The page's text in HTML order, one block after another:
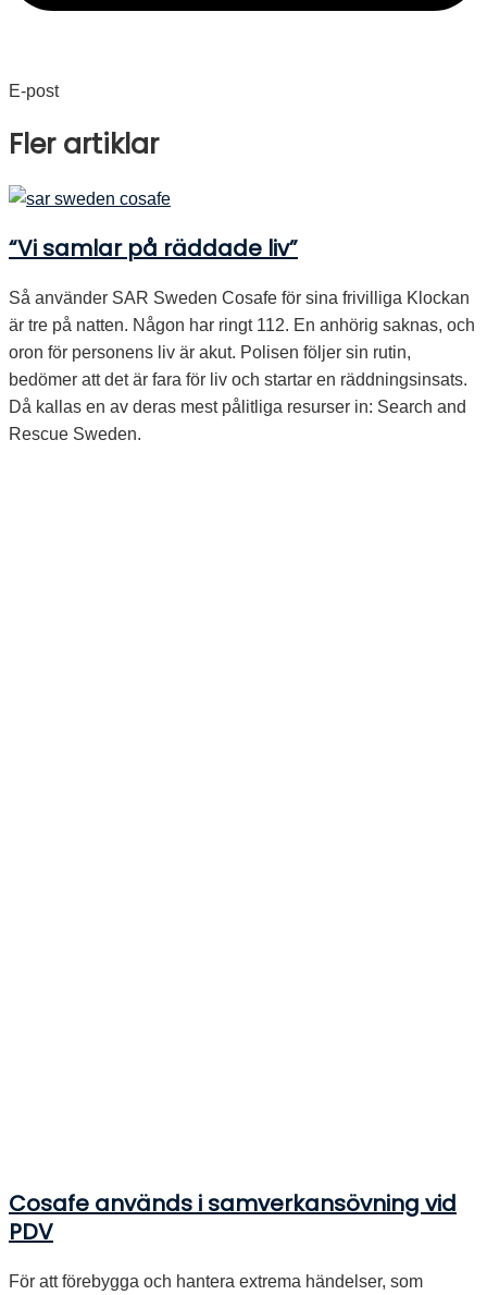
E-post
Fler artiklar
“Vi samlar på räddade liv”
Så använder SAR Sweden Cosafe för sina frivilliga Klockan
är tre på natten. Någon har ringt 112. En anhörig saknas, och
oron för personens liv är akut. Polisen följer sin rutin,
bedömer att det är fara för liv och startar en räddningsinsats.
Då kallas en av deras mest pålitliga resurser in: Search and
Rescue Sweden.
Cosafe används i samverkansövning vid
PDV
För att förebygga och hantera extrema händelser, som